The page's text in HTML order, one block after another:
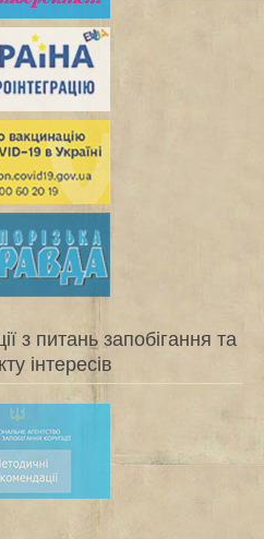
з питань запобігання та
інтересів